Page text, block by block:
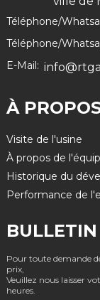
Téléphone/
Téléphone/
E-Mail:
À
Visite de l'usine
À propos de
Historique du
Performance de
BULLETIN
Pour toute demande
prix,
Veuillez nous laisser
heures.